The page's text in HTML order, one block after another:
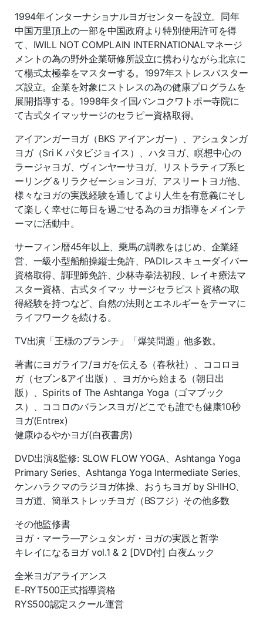
1994年インターナショナルヨガセンターを設立。同年
中国万里頂上の一部を中国政府より特別使用許可を得
て、IWILL NOT COMPLAIN INTERNATIONALマネージ
メントの為の野外企業研修所設立に携わりながら北京に
て楊式太極拳をマスターする。1997年ストレスバスター
ズ設立。企業を対象にストレスの為の健康プログラムを
展開指導する。1998年タイ国バンコクワトポー寺院に
て古式タイマッサージのセラピー資格取得。
アイアンガーヨガ（BKS アイアンガー）、アシュタンガ
ヨガ（Sri K パタビジョイス）、ハタヨガ、瞑想中心の
ラージャヨガ、ヴィンヤーサヨガ、リストラティブ系ヒ
ーリング＆リラクゼーションヨガ、アスリートヨガ他、
様々なヨガの実践経験を通してより人生を有意義にそし
て楽しく幸せに毎日を過ごせる為のヨガ指導をメインテ
ーマに活動中。
サーフィン暦45年以上、乗馬の調教をはじめ、企業経
営、一級小型船舶操縦士免許、PADIレスキューダイバー
資格取得、調理師免許、少林寺拳法初段、レイキ療法マ
スター資格、古式タイマッ サージセラピスト資格の取
得経験を持つなど、自然の法則とエネルギーをテーマに
ライフワークを続ける。
TV出演「王様のブランチ」「爆笑問題」他多数。
著書にヨガライフ/ヨガを伝える（春秋社）、ココロヨ
ガ（セブン&アイ出版）、ヨガから始まる（朝日出
版）、Spirits of The Ashtanga Yoga（ゴマブック
ス）、ココロのバランスヨガ/どこでも誰でも健康10秒
ヨガ(Entrex)
健康ゆるやかヨガ(白夜書房)
DVD出演&監修: SLOW FLOW YOGA、Ashtanga Yoga
Primary Series、Ashtanga Yoga Intermediate Series、
ケンハラクマのラジヨガ体操、おうちヨガ by SHIHO、
ヨガ道、簡単ストレッチヨガ（BSフジ）その他多数
その他監修書
ヨガ・マーラ―アシュタンガ・ヨガの実践と哲学
キレイになるヨガ vol.1 & 2 [DVD付] 白夜ムック
全米ヨガアライアンス
E-RYT500正式指導資格
RYS500認定スクール運営